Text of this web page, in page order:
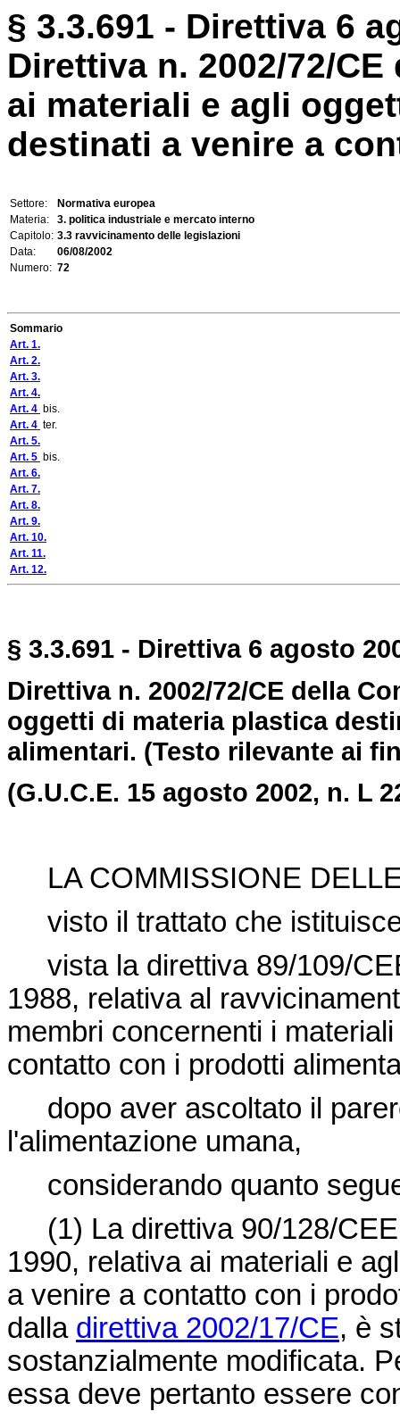
§ 3.3.691 - Direttiva 6
Direttiva n. 2002/72/
ai materiali e agli
destinati a venire a
Settore:
Normativa europea
Materia:
3. politica industriale e mercato interno
Capitolo: 3.3 ravvicinamento delle legislazioni
Data:
06/08/2002
Numero: 72
Sommario
Art. 1.
Art. 2.
Art. 3.
Art. 4.
Art. 4 bis.
Art. 4 ter.
Art. 5.
Art. 5 bis.
Art. 6.
Art. 7.
Art. 8.
Art. 9.
Art. 10.
Art. 11.
Art. 12.
§ 3.3.691 - Direttiva 6 agosto
Direttiva n. 2002/72/CE della
oggetti di materia plastica
alimentari. (Testo rilevante ai
(G.U.C.E. 15 agosto 2002, n. L
LA COMMISSIONE
visto il trattato che
vista la direttiva 89/109/
1988, relativa al
membri concernenti i
contatto con i prodotti
dopo aver ascoltato il
l'alimentazione umana,
considerando quanto
(1) La direttiva 90/128/CEE
1990, relativa ai materiali e
a venire a contatto con i
dalla direttiva 2002/17/CE, è
sostanzialmente modificata.
essa deve pertanto essere